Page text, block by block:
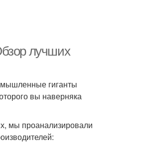
лучших
гиганты
вы наверняка
мы проанализировали